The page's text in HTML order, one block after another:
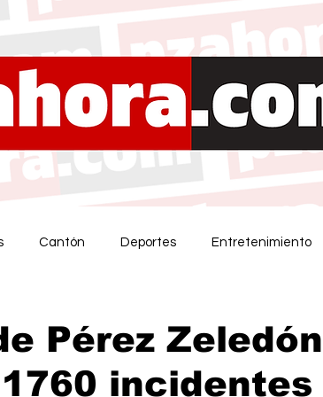
Cantón Deportes Entretenimiento
Pérez Zeledón
incidentes